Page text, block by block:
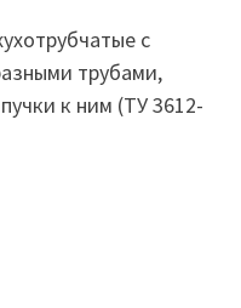
c
трубами,
к ним (ТУ 3612-